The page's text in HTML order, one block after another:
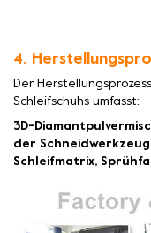
4.
Der
Schleifschuhs umfasst:
3D-
der
Schleifmatrix,